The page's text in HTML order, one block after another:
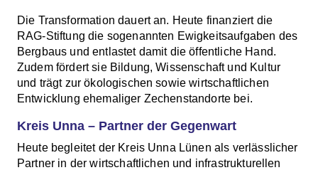
Die Transformation dauert an. Heute finanziert die
RAG-Stiftung die sogenannten Ewigkeitsaufgaben des
Bergbaus und entlastet damit die öffentliche Hand.
Zudem fördert sie Bildung, Wissenschaft und Kultur
und trägt zur ökologischen sowie wirtschaftlichen
Entwicklung ehemaliger Zechenstandorte bei.
Kreis Unna – Partner der Gegenwart
Heute begleitet der Kreis Unna Lünen als verlässlicher
Partner in der wirtschaftlichen und infrastrukturellen